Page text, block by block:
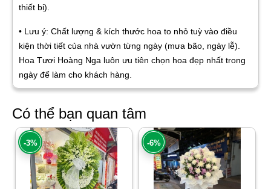
thiết bị).
• Lưu ý: Chất lượng & kích thước hoa to nhỏ tuỳ vào điều
kiện thời tiết của nhà vườn từng ngày (mưa bão, ngày lễ).
Hoa Tươi Hoàng Nga luôn ưu tiên chọn hoa đẹp nhất trong
ngày để làm cho khách hàng.
Có thể bạn quan tâm
-3% -6%